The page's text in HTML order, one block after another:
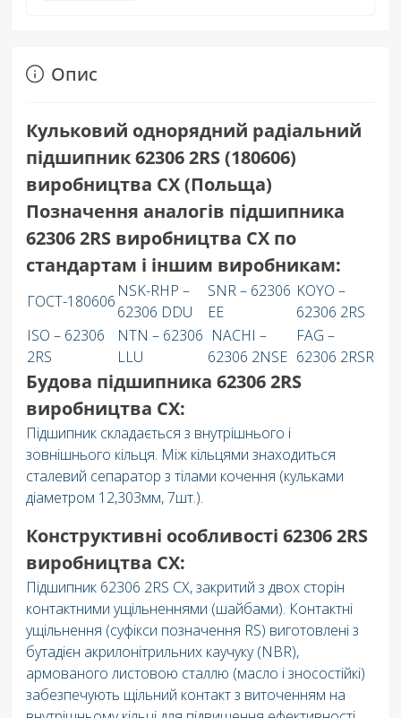
Опис
Кульковий однорядний радіальний
підшипник 62306 2RS (180606)
виробництва CX (Польща)
Позначення аналогів підшипника
62306 2RS виробництва СХ по
стандартам і іншим виробникам:
ГОСТ-180606
NSK-RHP –
62306 DDU
SNR – 62306
EE
KOYO –
62306 2RS
ISO – 62306
2RS
NTN – 62306
LLU
NACHI –
62306 2NSE
FAG –
62306 2RSR
Будова підшипника 62306 2RS
виробництва CX:
Підшипник складається з внутрішнього і
зовнішнього кільця. Між кільцями знаходиться
сталевий сепаратор з тілами кочення (кульками
діаметром 12,303мм, 7шт.).
Конструктивні особливості 62306 2RS
виробництва CX:
Підшипник 62306 2RS СX, закритий з двох сторін
контактними ущільненнями (шайбами). Контактні
ущільнення (суфікси позначення RS) виготовлені з
бутадієн акрилонітрильних каучуку (NBR),
армованого листовою сталлю (масло і зносостійкі)
забезпечують щільний контакт з виточенням на